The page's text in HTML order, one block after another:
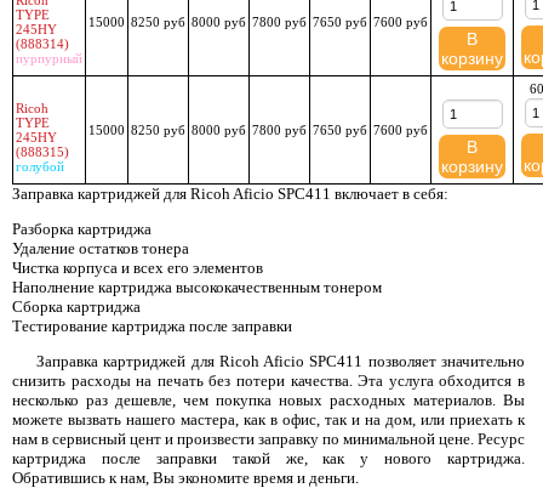
TYPE
245HY
(888314)
пурпурный
15000 8250 руб 8000 руб 7800 руб 7650 руб 7600 руб
В
корзину
Ricoh
TYPE
245HY
(888315)
голубой
15000 8250 руб 8000 руб 7800 руб 7650 руб 7600 руб
В
корзину
Заправка картриджей для Ricoh Aficio SPC411 включает в себя:
Разборка картриджа
Удаление остатков тонера
Чистка корпуса и всех его элементов
Наполнение картриджа высококачественным тонером
Сборка картриджа
Тестирование картриджа после заправки
Заправка картриджей для Ricoh Aficio SPC411 позволяет значительно
снизить расходы на печать без потери качества. Эта услуга обходится в
несколько раз дешевле, чем покупка новых расходных материалов. Вы
можете вызвать нашего мастера, как в офис, так и на дом, или приехать к
нам в сервисный цент и произвести заправку по минимальной цене. Ресурс
картриджа после заправки такой же, как у нового картриджа.
Обратившись к нам, Вы экономите время и деньги.